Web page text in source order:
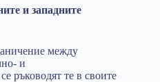
и западните
между
и
ръководят те в своите